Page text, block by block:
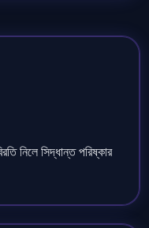
নিলে সিদ্ধান্ত পরিষ্কার